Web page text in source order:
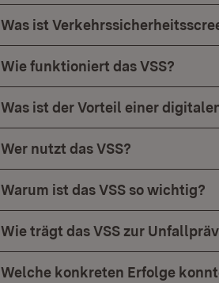
Was ist
Wie funktioniert das VSS?
Was ist der Vorteil einer
Wer nutzt das VSS?
Warum ist das VSS so wichtig?
Wie trägt das VSS zur
Welche konkreten Erfolge